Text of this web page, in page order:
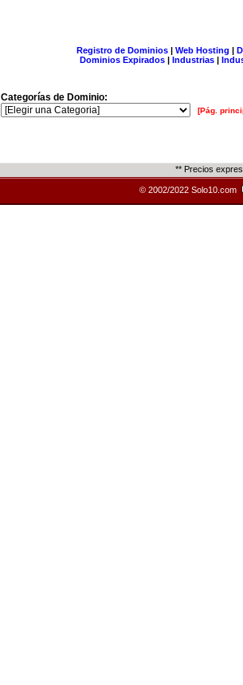
Registro de Dominios| Web Hosting |
Dominios Expirados | Industrias |
Categorías de Dominio:
[Pág.
** Precios
© 2002/2022 Solo10.com